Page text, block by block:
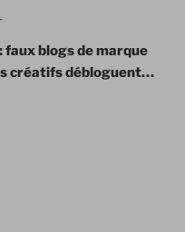
faux blogs de marque
créatifs débloguent…